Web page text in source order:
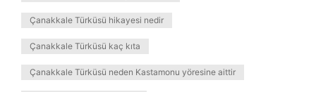
Çanakkale Türküsü hikayesi nedir
Çanakkale Türküsü kaç kıta
Çanakkale Türküsü neden Kastamonu yöresine aittir